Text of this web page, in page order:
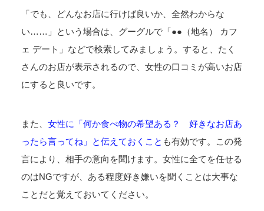
「でも、どんなお店に行けば良いか、全然わからな
い……」という場合は、グーグルで「●●（地名） カフ
ェ デート」などで検索してみましょう。すると、たく
さんのお店が表示されるので、女性の口コミが高いお店
にすると良いです。
また、 女性に「何か食べ物の希望ある？ 好きなお店あ
ったら言ってね」と伝えておくこと も有効です。この発
言により、相手の意向を聞けます。女性に全てを任せる
のはNGですが、ある程度好き嫌いを聞くことは大事な
ことだと覚えておいてください。